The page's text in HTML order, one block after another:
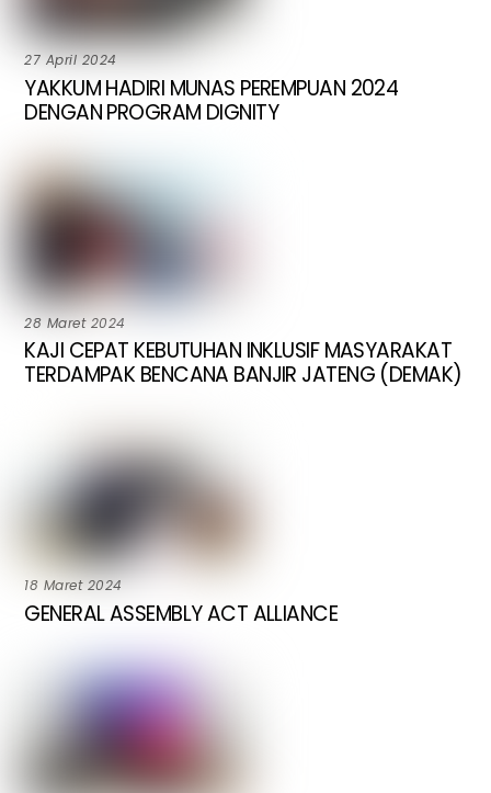
27 April 2024
YAKKUM HADIRI MUNAS PEREMPUAN 2024
DENGAN PROGRAM DIGNITY
28 Maret 2024
KAJI CEPAT KEBUTUHAN INKLUSIF MASYARAKAT
TERDAMPAK BENCANA BANJIR JATENG (DEMAK)
18 Maret 2024
GENERAL ASSEMBLY ACT ALLIANCE